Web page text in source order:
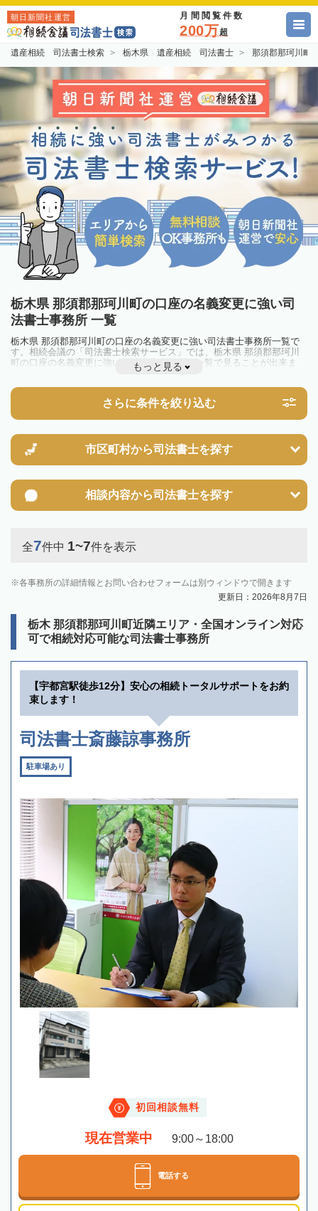
朝日新聞社運営 月間閲覧件数
200万超
遺産相続 司法書士検索 栃木県 遺産相続 司法書士 那須郡那珂川
栃木県 那須郡那珂川町の口座の名義変更に強い司
法書士事務所 一覧
栃木県 那須郡那珂川町の口座の名義変更に強い司法書士事務所一覧で
す。相続会議の「司法書士検索サービス」では、栃木県 那須郡那珂川
町の口座の名義変更に強い司法書士事務所を一覧で見ることが出来ま
す。相続のトラブルやお悩みを抱えている方は一度近隣の司法書士に相
もっと見る
さらに条件を絞り込む
市区町村から司法書士を探す
相談内容から司法書士を探す
全7件中 1~7件を表示
各事務所の詳細情報とお問い合わせフォームは別ウィンドウで開きます
更新日：2026年8月7日
栃木 那須郡那珂川町近隣エリア・全国オンライン対応
可で相続対応可能な司法書士事務所
【宇都宮駅徒歩12分】安心の相続トータルサポートをお約
束します！
司法書士斎藤諒事務所
駐車場あり
初回相談無料
現在営業中 9:00～18:00
電話する